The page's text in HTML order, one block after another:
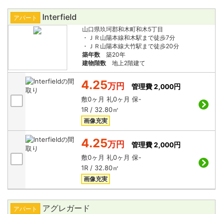
アパート Interfield
山口県玖珂郡和木町和木5丁目
・ＪＲ山陽本線和木駅まで徒歩7分
・ＪＲ山陽本線大竹駅まで徒歩20分
築年数
築20年
建物階数
地上2階建て
4.25万円
管理費 2,000円
敷0ヶ月 礼0ヶ月 保-
1R / 32.80㎡
画像充実
4.25万円
管理費 2,000円
敷0ヶ月 礼0ヶ月 保-
1R / 32.80㎡
画像充実
アパート アグレガード